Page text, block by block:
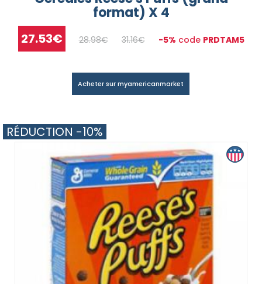
format) X 4
27.53€ 28.98€ 31.16€ -5% code PRDTAM5
Acheter sur myamericanmarket
RÉDUCTION -10%